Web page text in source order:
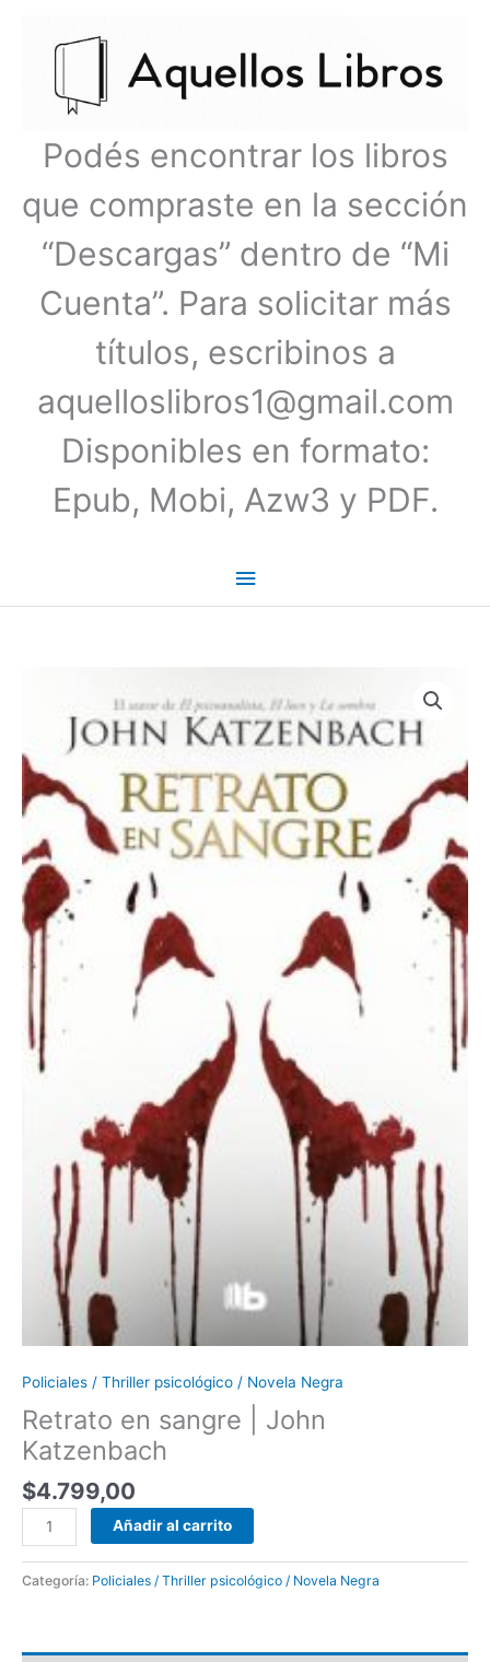
Podés encontrar los libros
que compraste en la sección
“Descargas” dentro de “Mi
Cuenta”. Para solicitar más
títulos, escribinos a
aquelloslibros1@gmail.com
Disponibles en formato:
Epub, Mobi, Azw3 y PDF.
principal
Policiales / Thriller psicológico / Novela Negra
Retrato en sangre | John
Katzenbach
$4.799,00
|
John
Katzenbach
cantidad
Añadir al carrito
Categoría: Policiales / Thriller psicológico / Novela Negra